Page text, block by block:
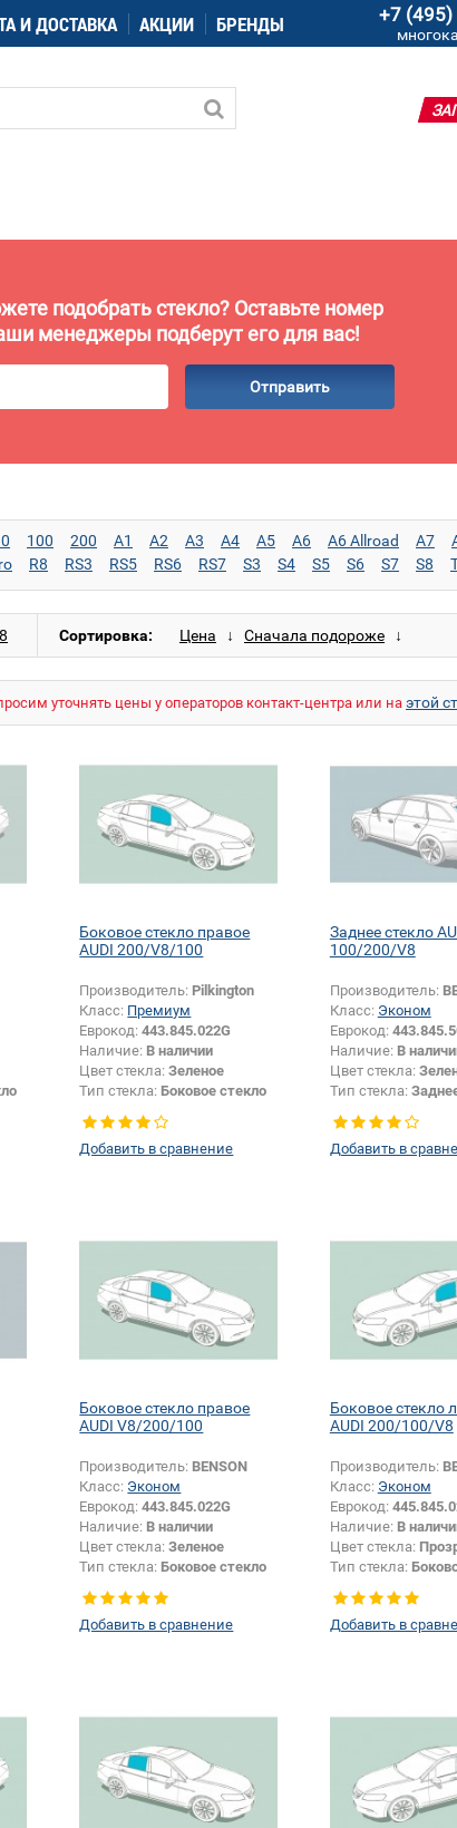
И ДОСТАВКА АКЦИИ БРЕНДЫ +7 (495)
подобрать стекло? Оставьте номер
менеджеры подберут его для вас!
Отправить
100 200 A1 A2 A3 A4 A5 A6 A6 Allroad A7
R8 RS3 RS5 RS6 RS7 S3 S4 S5 S6 S7 S8
Сортировка:
уточнять цены у операторов контакт-центра или на этой
Боковое стекло правое
AUDI 200/V8/100
Производитель: Pilkington
Класс: Премиум
Еврокод:443.845.022G
Наличие: В наличии
Цвет стекла:Зеленое
Тип стекла: Боковое стекло
правое
Добавить в сравнение
Заднее стекло
100/200/V8
Производитель:
Класс: Эконом
Еврокод:
Наличие: В
Цвет стекла:
Тип стекла:
Добавить в
Боковое стекло правое
AUDI V8/200/100
Производитель: BENSON
Класс: Эконом
Еврокод:443.845.022G
Наличие: В наличии
Цвет стекла:Зеленое
Тип стекла: Боковое стекло
правое
Добавить в сравнение
Боковое стекло
AUDI 200/100/V8
Производитель:
Класс: Эконом
Еврокод:
Наличие: В
Цвет стекла:
Тип стекла:
левое
Добавить в